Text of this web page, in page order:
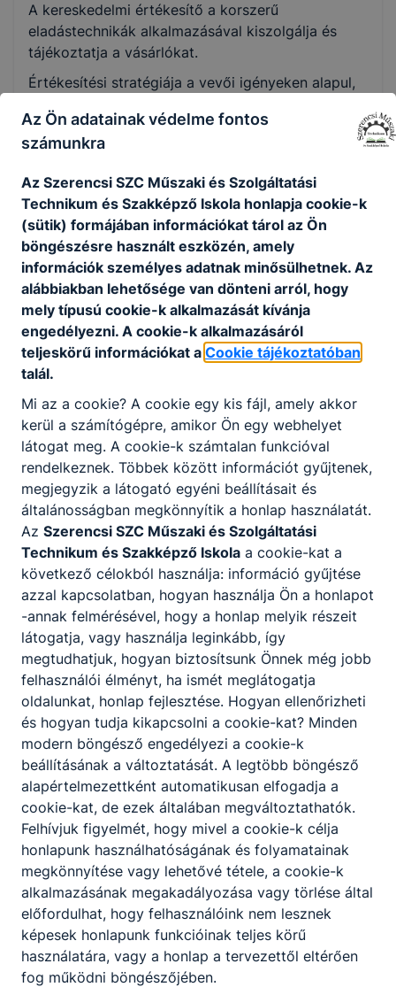
PTT letöltése (pdf)
Nem
A kereskedelmi értékesítő a korszerű
eladástechnikák alkalmazásával kiszolgálja és
tájékoztatja a vásárlókat.
Értékesítési stratégiája a vevői igényeken alapul,
beszerzésére, átvételére, készlet kezelésére,
állagmegóvására és a környezetvédelemre.
Ajánlott minden ﬁatal számára, aki szeret
emberekkel foglalkozni, szereti a változatos
kihívásokat, ösztönzi a kereskedelem
dinamizmusa, fontos számára a hosszú távú
karrierlehetőség.
KOMPETENCIAELVÁRÁS
Önállóság, felelősségtudat, kommunikációs
készség, csapatban való együttműködés,
kapcsolatteremtő képesség, empátia, digitális
eszközök készségszintű használata.
A SZAKKÉPZETTSÉGGEL RENDELKEZŐ
komplex értékesítői feladatot lát el;
felméri a vásárló igényeit, bemutatja az
árut és a lehetséges kapcsolódó
szolgáltatásokat, szakmai tanácsaival
segíti a vásárlót a döntésében;
közreműködik az árubeszerzés
folyamatában, előkészíti a megrendelést
és megrendeli az árut;
ellátja az eladásra kerülő áruk átvételével,
raktározásával, készletezésével és
állagmegóvásával kapcsolatos
feladatokat;
kialakítja és fenntartja az üzlet polcképét;
kezeli a kereskedelmi egységekben
használatos szoftvereket és mobil
alkalmazásokat;
elvégzi az online értékesítéshez
kapcsolódó szolgáltatásokat;
szakszerűen használja a pénztárgépet;
kezeli a vevői panaszokat;
kezeli a szakterületének megfelelő
gépeket, berendezéseket, eszközöket.
Az Ön adatainak védelme fontos
számunkra
Az Szerencsi SZC Műszaki és Szolgáltatási
Technikum és Szakképző Iskola honlapja cookie-k
(sütik) formájában információkat tárol az Ön
böngészésre használt eszközén, amely
információk személyes adatnak minősülhetnek. Az
alábbiakban lehetősége van dönteni arról, hogy
mely típusú cookie-k alkalmazását kívánja
engedélyezni. A cookie-k alkalmazásáról
teljeskörű információkat a Cookie tájékoztatóban
talál.
Mi az a cookie? A cookie egy kis fájl, amely akkor
kerül a számítógépre, amikor Ön egy webhelyet
látogat meg. A cookie-k számtalan funkcióval
rendelkeznek. Többek között információt gyűjtenek,
megjegyzik a látogató egyéni beállításait és
általánosságban megkönnyítik a honlap használatát.
Az Szerencsi SZC Műszaki és Szolgáltatási
Technikum és Szakképző Iskola a cookie-kat a
következő célokból használja: információ gyűjtése
azzal kapcsolatban, hogyan használja Ön a honlapot
-annak felmérésével, hogy a honlap melyik részeit
látogatja, vagy használja leginkább, így
megtudhatjuk, hogyan biztosítsunk Önnek még jobb
felhasználói élményt, ha ismét meglátogatja
oldalunkat, honlap fejlesztése. Hogyan ellenőrizheti
és hogyan tudja kikapcsolni a cookie-kat? Minden
modern böngésző engedélyezi a cookie-k
beállításának a változtatását. A legtöbb böngésző
alapértelmezettként automatikusan elfogadja a
cookie-kat, de ezek általában megváltoztathatók.
Felhívjuk figyelmét, hogy mivel a cookie-k célja
honlapunk használhatóságának és folyamatainak
megkönnyítése vagy lehetővé tétele, a cookie-k
alkalmazásának megakadályozása vagy törlése által
előfordulhat, hogy felhasználóink nem lesznek
képesek honlapunk funkcióinak teljes körű
használatára, vagy a honlap a tervezettől eltérően
fog működni böngészőjében.